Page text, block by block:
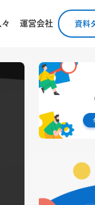
運営会社 資料